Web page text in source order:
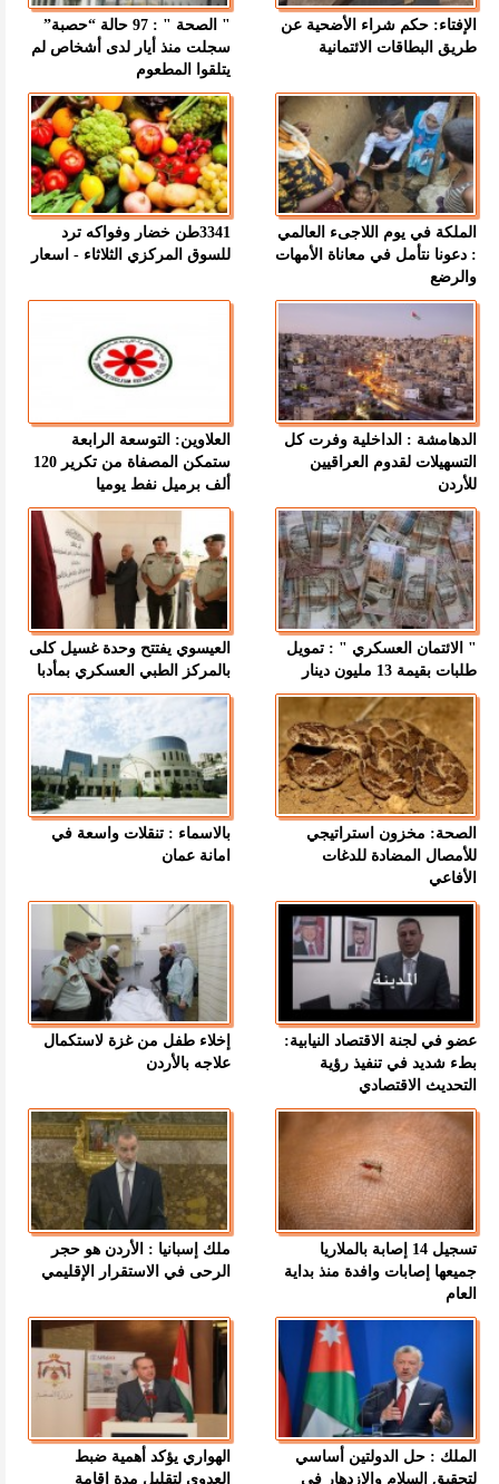
الإفتاء: حكم شراء الأضحية عن
طريق البطاقات الائتمانية
" الصحة " : 97 حالة “حصبة”
سجلت منذ أيار لدى أشخاص لم
يتلقوا المطعوم
الملكة في يوم اللاجىء العالمي
: دعونا نتأمل في معاناة الأمهات
والرضع
3341طن خضار وفواكه ترد
للسوق المركزي الثلاثاء - اسعار
الدهامشة : الداخلية وفرت كل
التسهيلات لقدوم العراقيين
للأردن
العلاوين: التوسعة الرابعة
ستمكن المصفاة من تكرير 120
ألف برميل نفط يوميا
" الائتمان العسكري " : تمويل
طلبات بقيمة 13 مليون دينار
العيسوي يفتتح وحدة غسيل كلى
بالمركز الطبي العسكري بمأدبا
الصحة: مخزون استراتيجي
للأمصال المضادة للدغات
الأفاعي
بالاسماء : تنقلات واسعة في
امانة عمان
عضو في لجنة الاقتصاد النيابية:
بطء شديد في تنفيذ رؤية
التحديث الاقتصادي
إخلاء طفل من غزة لاستكمال
علاجه بالأردن
تسجيل 14 إصابة بالملاريا
جميعها إصابات وافدة منذ بداية
العام
ملك إسبانيا : الأردن هو حجر
الرحى في الاستقرار الإقليمي
الملك : حل الدولتين أساسي
لتحقيق السلام والازدهار في
الهواري يؤكد أهمية ضبط
العدوى لتقليل مدة إقامة